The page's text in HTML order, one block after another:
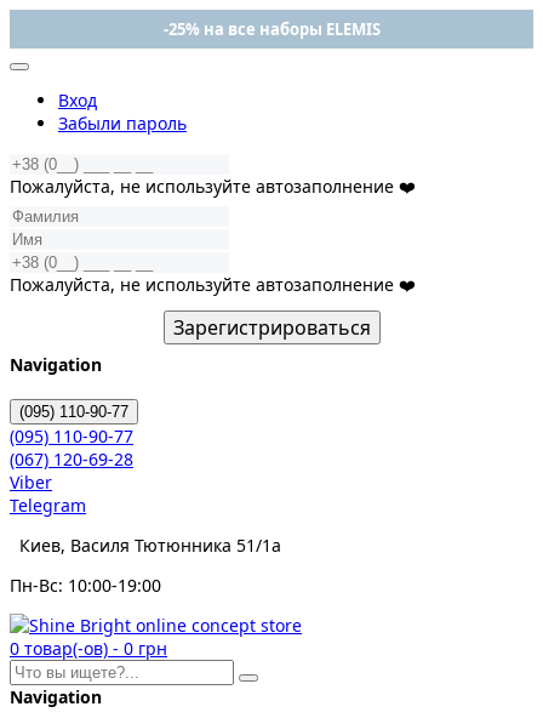
-25% на все наборы ELEMIS
Вход
Забыли пароль
Пожалуйста, не используйте автозаполнение ❤️
Пожалуйста, не используйте автозаполнение ❤️
Зарегистрироваться
Navigation
(095) 110-90-77
(095) 110-90-77
(067) 120-69-28
Viber
Telegram
Киев, Василя Тютюнника 51/1а
Пн-Вс: 10:00-19:00
0 товар(-ов) - 0 грн
Navigation